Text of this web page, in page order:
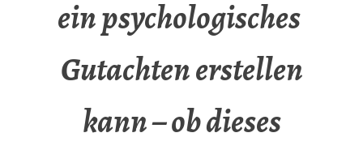
ein psychologisches
Gutachten erstellen
kann – ob dieses